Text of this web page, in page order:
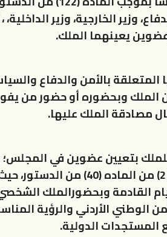
وزير الخارجية، وزير
يعينهما الملك.
بالأمن والدفاع
الملك وبحضوره أو حضور من
مصادقة الملك عليها.
بتعيين عضوين في
السرعة؛ وفقا لأ حكام الفقرة ( 2) من
القادمة وبحضورالملك
الوطني الأردني والرؤية
المستجدات الدولية.